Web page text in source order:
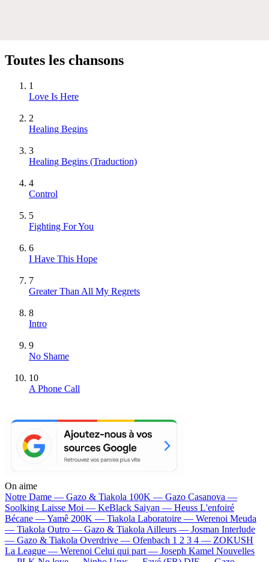
Toutes les chansons
1
Love Is Here
2
Healing Begins
3
Healing Begins (Traduction)
4
Control
5
Fighting For You
6
I Have This Hope
7
Greater Than All My Regrets
8
Intro
9
No Shame
10
A Phone Call
On aime
Notre Dame — Gazo & Tiakola 100K — Gazo Casanova —
Soolking Laisse Moi — KeBlack Saiyan — Heuss L'enfoiré
Bécane —Yamê 200K — Tiakola Laboratoire — Werenoi Meuda
— Tiakola Outro — Gazo & Tiakola Ailleurs — Josman Interlude
— Gazo & Tiakola Overdrive — Ofenbach 1 2 3 4 — ZOKUSH
La League — Werenoi Celui qui part — Joseph Kamel Nouvelles